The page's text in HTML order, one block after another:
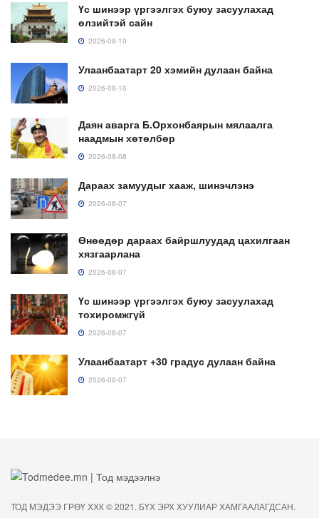
Үс шинээр үргээлгэх буюу засуулахад
өлзийтэй сайн
2026-08-10
Улаанбаатарт 20 хэмийн дулаан байна
2026-08-10
Даян аварга Б.Орхонбаярын мялаалга
наадмын хөтөлбөр
2026-08-08
Дараах замуудыг хааж, шинэчлэнэ
2026-08-07
Өнөөдөр дараах байршлуудад цахилгаан
хязгаарлана
2026-08-07
Үс шинээр үргээлгэх буюу засуулахад
тохиромжгүй
2026-08-07
Улаанбаатарт +30 градус дулаан байна
2026-08-07
ТОД МЭДЭЭ ГРӨҮ ХХК © 2021. БҮХ ЭРХ ХУУЛИАР ХАМГААЛАГДСАН.